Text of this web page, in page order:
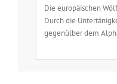
Die europäischen
Durch die
gegenülber dem